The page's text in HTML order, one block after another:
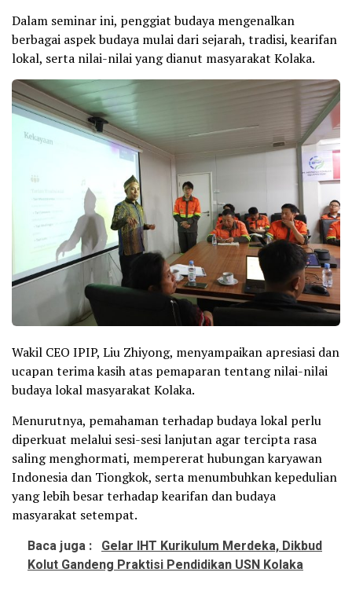
Dalam seminar ini, penggiat budaya mengenalkan
berbagai aspek budaya mulai dari sejarah, tradisi, kearifan
lokal, serta nilai-nilai yang dianut masyarakat Kolaka.
Wakil CEO IPIP, Liu Zhiyong, menyampaikan apresiasi dan
ucapan terima kasih atas pemaparan tentang nilai-nilai
budaya lokal masyarakat Kolaka.
Menurutnya, pemahaman terhadap budaya lokal perlu
diperkuat melalui sesi-sesi lanjutan agar tercipta rasa
saling menghormati, mempererat hubungan karyawan
Indonesia dan Tiongkok, serta menumbuhkan kepedulian
yang lebih besar terhadap kearifan dan budaya
masyarakat setempat.
Baca juga : Gelar IHT Kurikulum Merdeka, Dikbud
Kolut Gandeng Praktisi Pendidikan USN Kolaka